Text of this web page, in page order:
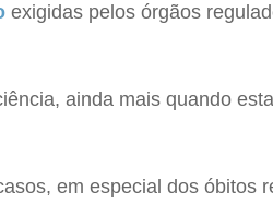
exigidas pelos órgãos
ainda mais quando
em especial dos óbitos